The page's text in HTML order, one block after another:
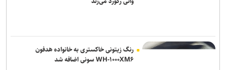
رنگ زیتونی خاکستری به خانواده هدفون
WH-۱۰۰۰XM۶ سونی اضافه شد